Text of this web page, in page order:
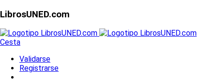
LibrosUNED.com
Cesta
Validarse
Registrarse